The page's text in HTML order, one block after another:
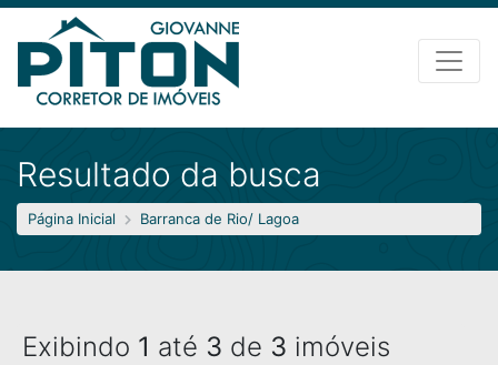
Resultado da busca
Página Inicial Barranca de Rio/ Lagoa
Exibindo 1 até 3 de 3 imóveis